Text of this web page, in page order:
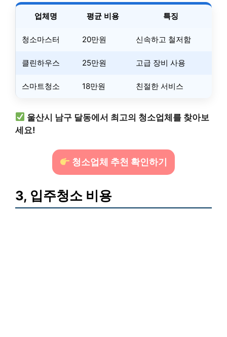
업체명 평균 비용 특징
청소마스터 20만원 신속하고 철저함
클린하우스 25만원 고급 장비 사용
스마트청소 18만원 친절한 서비스
울산시 남구 달동에서 최고의 청소업체를 찾아보
세요!
청소업체 추천 확인하기
3, 입주청소 비용